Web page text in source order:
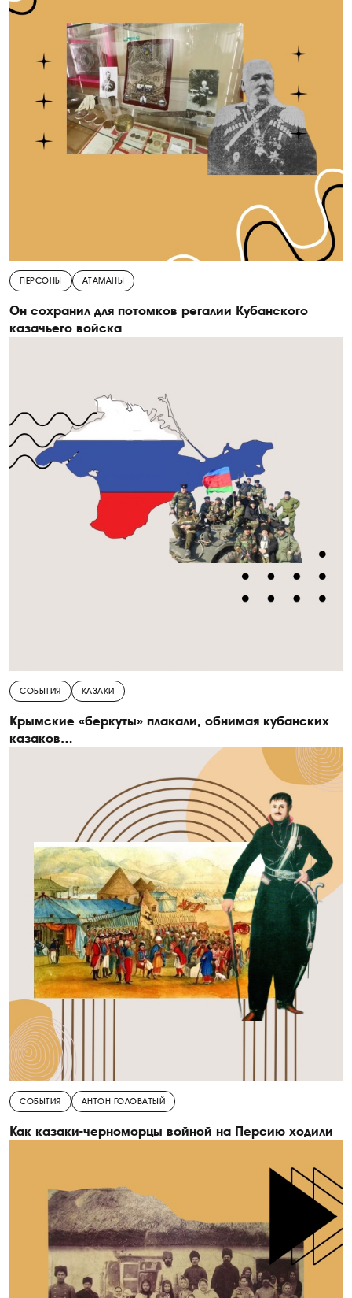
ПЕРСОНЫ АТАМАНЫ
Он сохранил для потомков регалии Кубанского
казачьего войска
СОБЫТИЯ КАЗАКИ
Крымские «беркуты» плакали, обнимая кубанских
казаков…
СОБЫТИЯ АНТОН ГОЛОВАТЫЙ
Как казаки-черноморцы войной на Персию ходили